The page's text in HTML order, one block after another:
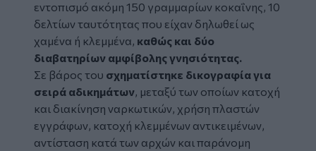
εντοπισμό ακόμη 150 γραμμαρίων κοκαΐνης, 10
δελτίων ταυτότητας που είχαν δηλωθεί ως
χαμένα ή κλεμμένα, καθώς και δύο
διαβατηρίων αμφίβολης γνησιότητας.
Σε βάρος του σχηματίστηκε δικογραφία για
σειρά αδικημάτων, μεταξύ των οποίων κατοχή
και διακίνηση ναρκωτικών, χρήση πλαστών
εγγράφων, κατοχή κλεμμένων αντικειμένων,
αντίσταση κατά των αρχών και παράνομη